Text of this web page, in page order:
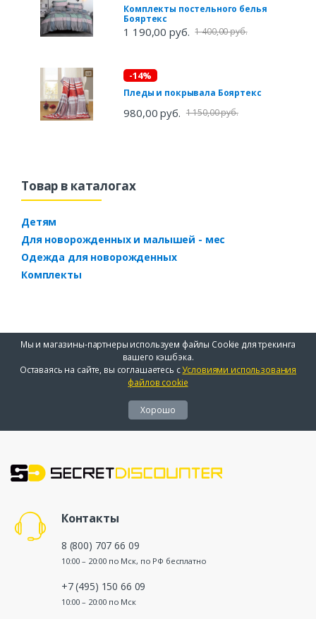
Комплекты постельного белья
Бояртекс
1 190,00 руб. 1 400,00 руб.
-14%
Пледы и покрывала Бояртекс
980,00 руб. 1 150,00 руб.
Товар в каталогах
Детям
Для новорожденных и малышей - мес
Одежда для новорожденных
Комплекты
Мы и магазины-партнеры используем файлы Cookie для трекинга
вашего кэшбэка.
Оставаясь на сайте, вы соглашаетесь сУсловиями использования
файлов cookie
Хорошо
Контакты
8 (800) 707 66 09
10:00 – 20:00 по Мск, по РФ бесплатно
+7 (495) 150 66 09
10:00 – 20:00 по Мск